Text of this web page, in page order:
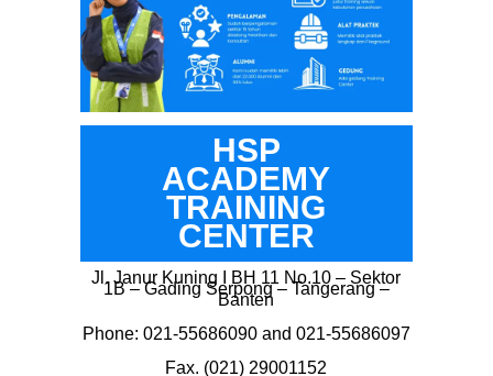
HSP
ACADEMY
TRAINING
CENTER
Jl. Janur Kuning I BH 11 No.10 – Sektor
1B – Gading Serpong – Tangerang –
Banten
Phone: 021-55686090 and 021-55686097
Fax. (021) 29001152